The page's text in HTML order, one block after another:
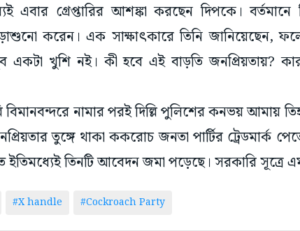
এবার গ্রেপ্তারির আশঙ্কা করছেন দিপকে।
করেন। এক সাক্ষাৎকারে তিনি জানিয়েছেন,
একটা খুশি নই। কী হবে এই বাড়তি জনপ্রিয়তায়?
নামার পরই দিল্লি পুলিশের কনভয় আমায়
তুঙ্গে থাকা ককরোচ জনতা পার্টির ট্রেডমার্ক
ইতিমধ্যেই তিনটি আবেদন জমা পড়েছে। সরকারি সূত্রে
#X handle #Cockroach Party